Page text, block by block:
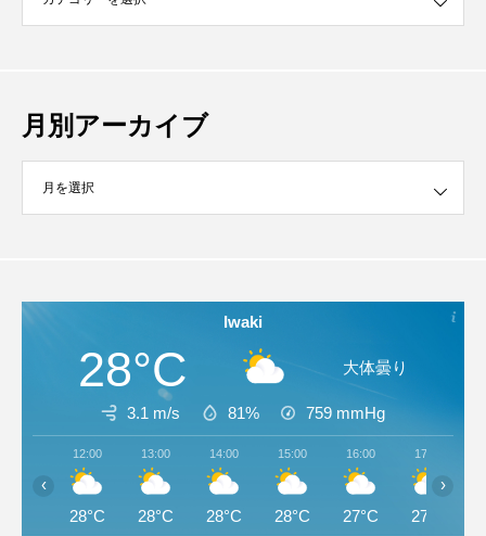
月別アーカイブ
Iwaki
28°C 大体曇り
3.1 m/s 81% 759 mmHg
12:00
28°C
13:00
28°C
14:00
28°C
15:00
28°C
16:00
27°C
17:00
27°C
‹ ›